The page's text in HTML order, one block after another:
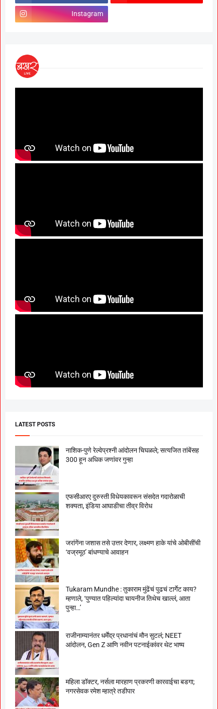
Instagram
LATEST POSTS
नाशिक-पुणे रेल्वेप्रश्नी आंदोलन चिघळले; सत्यजित तांबेंसह
300 हून अधिक जणांवर गुन्हा
एफसीआरए दुरुस्ती विधेयकावरून संसदेत गदारोळाची
शक्यता, इंडिया आघाडीचा तीव्र विरोध
जरांगेंना जशास तसे उत्तर देणार, लक्ष्मण हाके यांचे ओबीसींची
‘वज्रमूठ’ बांधण्याचे आवाहन
Tukaram Mundhe : तुकाराम मुंढेंचं पुढचं टार्गेट काय?
म्हणाले, ‘पुण्यात पहिल्यांदा चायनीज तिथेच खाल्लं, आता
पुन्हा…’
राजीनाम्यानंतर धर्मेंद्र प्रधानांचं मौन सुटलं; NEET
आंदोलन, Gen Z आणि नवीन पटनाईकांवर थेट भाष्य
महिला डॉक्टर, नर्सला मारहाण प्रकरणी कारवाईचा बडगा;
नगरसेवक रमेश म्हात्रे तडीपार